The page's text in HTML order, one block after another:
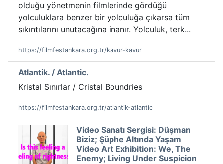
olduğu yönetmenin filmlerinde gördüğü
yolculuklara benzer bir yolculuğa çıkarsa tüm
sıkıntılarını unutacağına inanır. Yolculuk, terk...
https://filmfestankara.org.tr/kavur-kavur
Atlantik. / Atlantic.
Kristal Sınırlar / Cristal Boundries
https://filmfestankara.org.tr/atlantik-atlantic
Video Sanatı Sergisi: Düşman
Biziz; Şüphe Altında Yaşam
Video Art Exhibition: We, The
Enemy; Living Under Suspicion